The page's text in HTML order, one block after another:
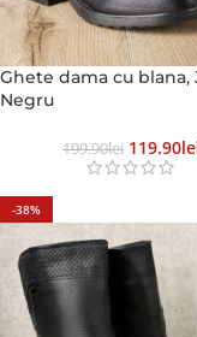
Ghete dama cu blana,
Negru
199.90Lei 119.90
-38%